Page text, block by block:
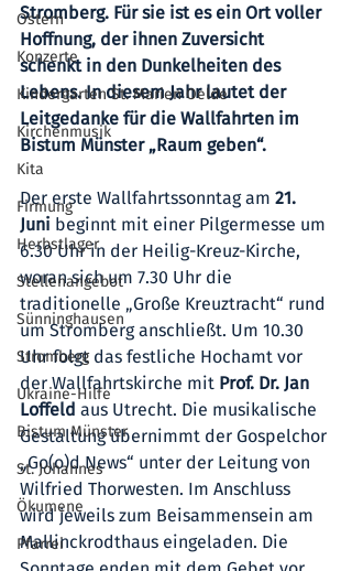
Ostern
Konzerte
Kindergarten St. Marien Oelde
Kirchenmusik
Kita
Firmung
Herbstlager
Stellenangebot
Sünninghausen
Stromberg
Ukraine-Hilfe
Bistum Münster
St. Johannes
Ökumene
Pfarrei
Stromberg. Für sie ist es ein Ort voller
Hoffnung, der ihnen Zuversicht
schenkt in den Dunkelheiten des
Lebens. In diesem Jahr lautet der
Leitgedanke für die Wallfahrten im
Bistum Münster „Raum geben“.
Der erste Wallfahrtssonntag am 21.
Juni beginnt mit einer Pilgermesse um
6.30 Uhr in der Heilig-Kreuz-Kirche,
woran sich um 7.30 Uhr die
traditionelle „Große Kreuztracht“ rund
um Stromberg anschließt. Um 10.30
Uhr folgt das festliche Hochamt vor
der Wallfahrtskirche mit Prof. Dr. Jan
Loffeld aus Utrecht. Die musikalische
Gestaltung übernimmt der Gospelchor
„Go(o)d News“ unter der Leitung von
Wilfried Thorwesten. Im Anschluss
wird jeweils zum Beisammensein am
Mallinckrodthaus eingeladen. Die